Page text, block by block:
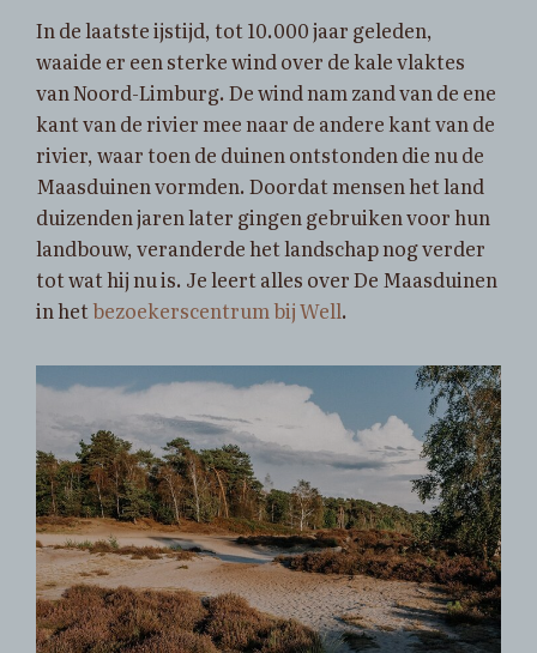
In de laatste ijstijd, tot 10.000 jaar geleden,
waaide er een sterke wind over de kale vlaktes
van Noord-Limburg. De wind nam zand van de ene
kant van de rivier mee naar de andere kant van de
rivier, waar toen de duinen ontstonden die nu de
Maasduinen vormden. Doordat mensen het land
duizenden jaren later gingen gebruiken voor hun
landbouw, veranderde het landschap nog verder
tot wat hij nu is. Je leert alles over De Maasduinen
in hetbezoekerscentrum bij Well.